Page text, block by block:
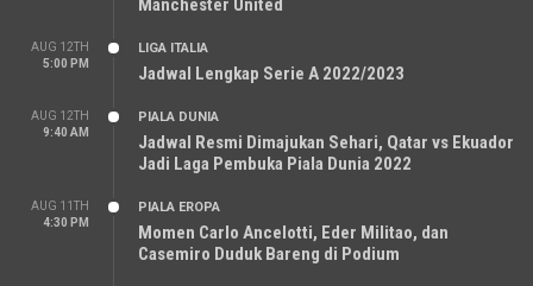
Manchester United
AUG 12TH
5:00 PM
LIGA ITALIA
Jadwal Lengkap Serie A 2022/2023
AUG 12TH
9:40 AM
PIALA DUNIA
Jadwal Resmi Dimajukan Sehari, Qatar vs Ekuador
Jadi Laga Pembuka Piala Dunia 2022
AUG 11TH
4:30 PM
PIALA EROPA
Momen Carlo Ancelotti, Eder Militao, dan
Casemiro Duduk Bareng di Podium